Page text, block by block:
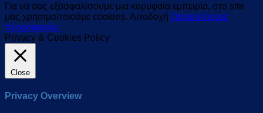
Για να σας εξασφαλίσουμε μια κορυφαία εμπειρία, στο site
μας χρησιμοποιούμε cookies. Αποδοχή Περισσότερες
πληροφορίες
Privacy & Cookies Policy
Close
Privacy Overview